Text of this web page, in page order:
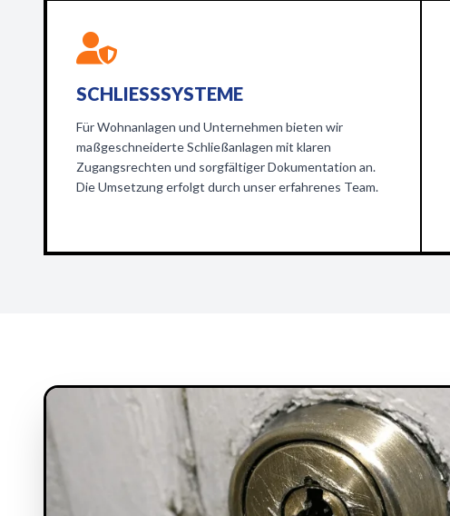
SCHLIESSSYSTEME
Für Wohnanlagen und Unternehmen bieten wir
maßgeschneiderte Schließanlagen mit klaren
Zugangsrechten und sorgfältiger Dokumentation an.
Die Umsetzung erfolgt durch unser erfahrenes Team.